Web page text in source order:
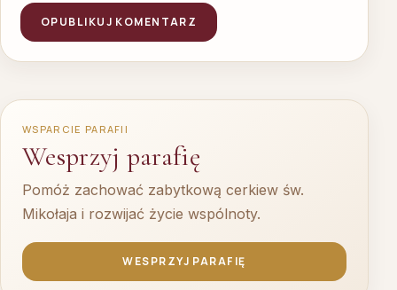
WSPARCIE PARAFII
Wesprzyj parafię
Pomóż zachować zabytkową cerkiew św.
Mikołaja i rozwijać życie wspólnoty.
WESPRZYJ PARAFIĘ